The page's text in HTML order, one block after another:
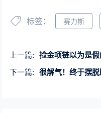
标签： 赛力斯
上一篇:
捡金项链以为是假
下一篇:
很解气！终于摆